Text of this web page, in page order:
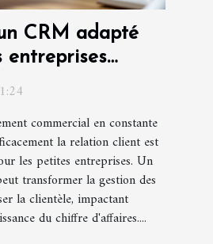
CRM adapté
entreprises
commercial en constante
la relation client est
les petites entreprises. Un
transformer la gestion des
la clientèle, impactant
du chiffre d'affaires....